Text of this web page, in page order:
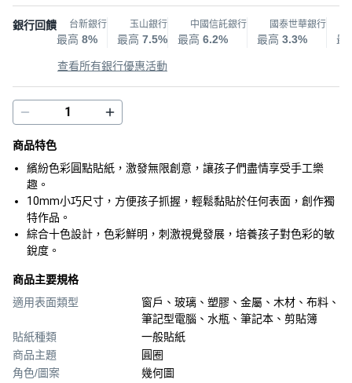
銀行回饋 台新銀行
最高 8%
玉山銀行
最高 7.5%
中國信託銀行
最高 6.2%
國泰世華銀行
最高 3.3% 最
查看所有銀行優惠活動
商品特色
繽紛色彩圓點貼紙，激發無限創意，讓孩子們盡情享受手工樂
趣。
10mm小巧尺寸，方便孩子抓握，輕鬆黏貼於任何表面，創作獨
特作品。
綜合十色設計，色彩鮮明，刺激視覺發展，培養孩子對色彩的敏
銳度。
商品主要規格
適用表面類型
窗戶、玻璃、塑膠、金屬、木材、布料、
筆記型電腦、水瓶、筆記本、剪貼簿
貼紙種類
一般貼紙
商品主題
圓圈
角色/圖案
幾何圖